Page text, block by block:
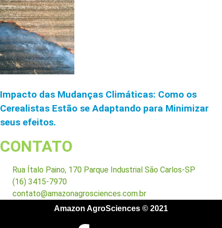
Impacto das Mudanças Climáticas: Como os
Cerealistas Estão se Adaptando para Minimizar
seus efeitos.
CONTATO
Rua Ítalo Paino, 170 Parque Industrial São Carlos-SP
(16) 3415-7970
contato@amazonagrosciences.com.br
Amazon AgroSciences © 2021